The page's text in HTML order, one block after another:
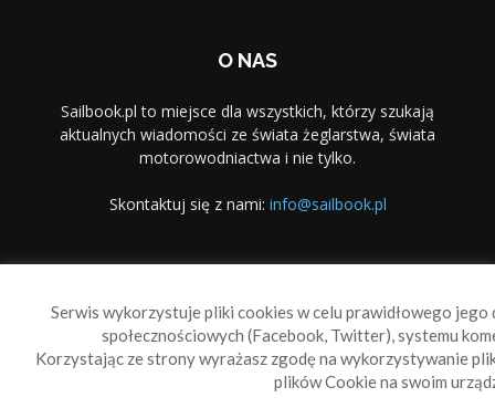
O NAS
Sailbook.pl to miejsce dla wszystkich, którzy szukają
aktualnych wiadomości ze świata żeglarstwa, świata
motorowodniactwa i nie tylko.
Skontaktuj się z nami: info@sailbook.pl
Serwis wykorzystuje pliki cookies w celu prawidłowego
społecznościowych (Facebook, Twitter), systemu
Korzystając ze strony wyrażasz zgodę na wykorzystywanie
plików Cookie na swoim